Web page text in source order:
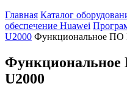
Главная Каталог
обеспечение Huawei
U2000 Функциональное ПО
U2000